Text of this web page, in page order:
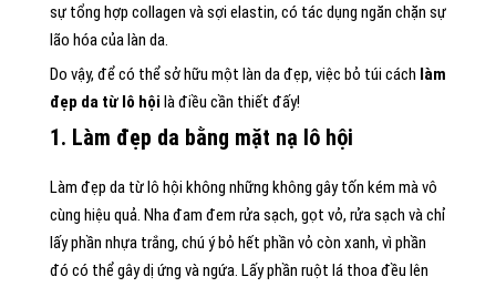
sự tổng hợp collagen và sợi elastin, có tác dụng ngăn chặn sự
lão hóa của làn da.
Do vậy, để có thể sở hữu một làn da đẹp, việc bỏ túi cách làm
đẹp da từ lô hộilà điều cần thiết đấy!
1. Làm đẹp da bằng mặt nạ lô hội
Làm đẹp da từ lô hội không những không gây tốn kém mà vô
cùng hiệu quả. Nha đam đem rửa sạch, gọt vỏ, rửa sạch và chỉ
lấy phần nhựa trắng, chú ý bỏ hết phần vỏ còn xanh, vì phần
đó có thể gây dị ứng và ngứa. Lấy phần ruột lá thoa đều lên